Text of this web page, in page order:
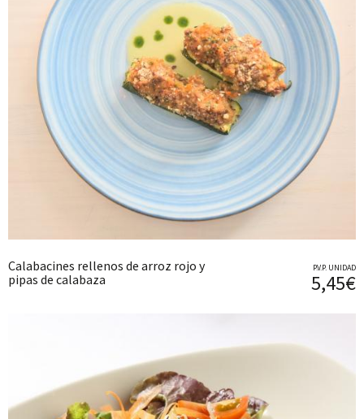
Calabacines rellenos de arroz rojo y
pipas de calabaza
P.V.P. UNIDAD
5,45€